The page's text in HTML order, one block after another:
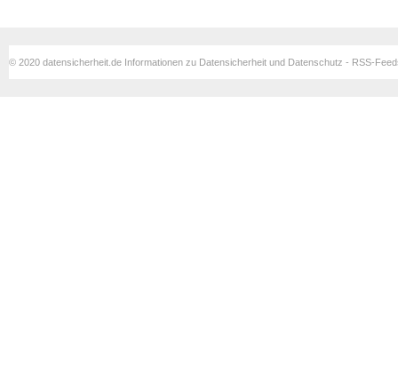
© 2020 datensicherheit.de Informationen zu Datensicherheit und Datenschutz - RSS-